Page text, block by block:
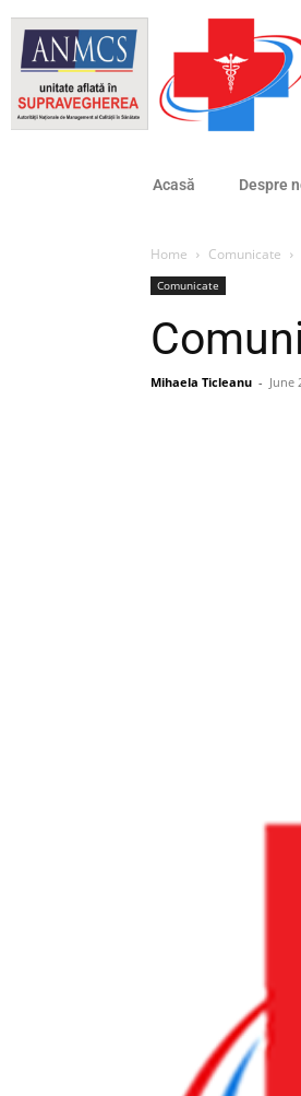
Acasă Despre
Home Comunicate
Comunicate
Mihaela Ticleanu - June